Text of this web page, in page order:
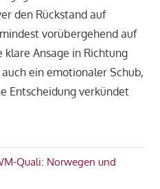
den Rückstand auf
vorübergehend auf
klare Ansage in Richtung
ein emotionaler Schub,
Entscheidung verkündet
Quali: Norwegen und